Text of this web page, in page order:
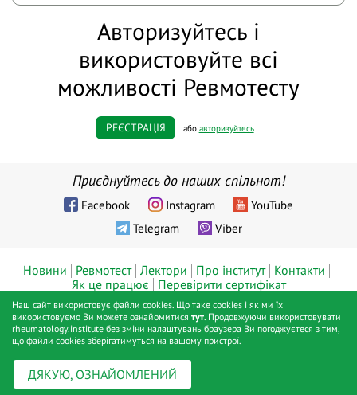
Авторизуйтесь і
використовуйте всі
можливості Ревмотесту
РЕЄСТРАЦІЯ або авторизуйтесь
Приєднуйтесь до наших спільнот!
Facebook Instagram
YouTube
Telegram
Viber
Новини Ревмотест Лектори Про інститут Контакти
Як це працює
Перевірити сертифікат
© ТОВ «Діджитал хелс», Інститут ревматології™, Київ, 2019 - 2026
pp.
Публічна оферта | Політика конфіденційності
Наш сайт використовує файли cookies. Що таке cookies і як ми їх
використовуємо Ви можете ознайомитися тут. Продовжуючи використовувати
rheumatology.institute без зміни налаштувань браузера Ви погоджуєтеся з тим,
що файли cookies зберігатимуться на вашому пристрої.
ДЯКУЮ, ОЗНАЙОМЛЕНИЙ